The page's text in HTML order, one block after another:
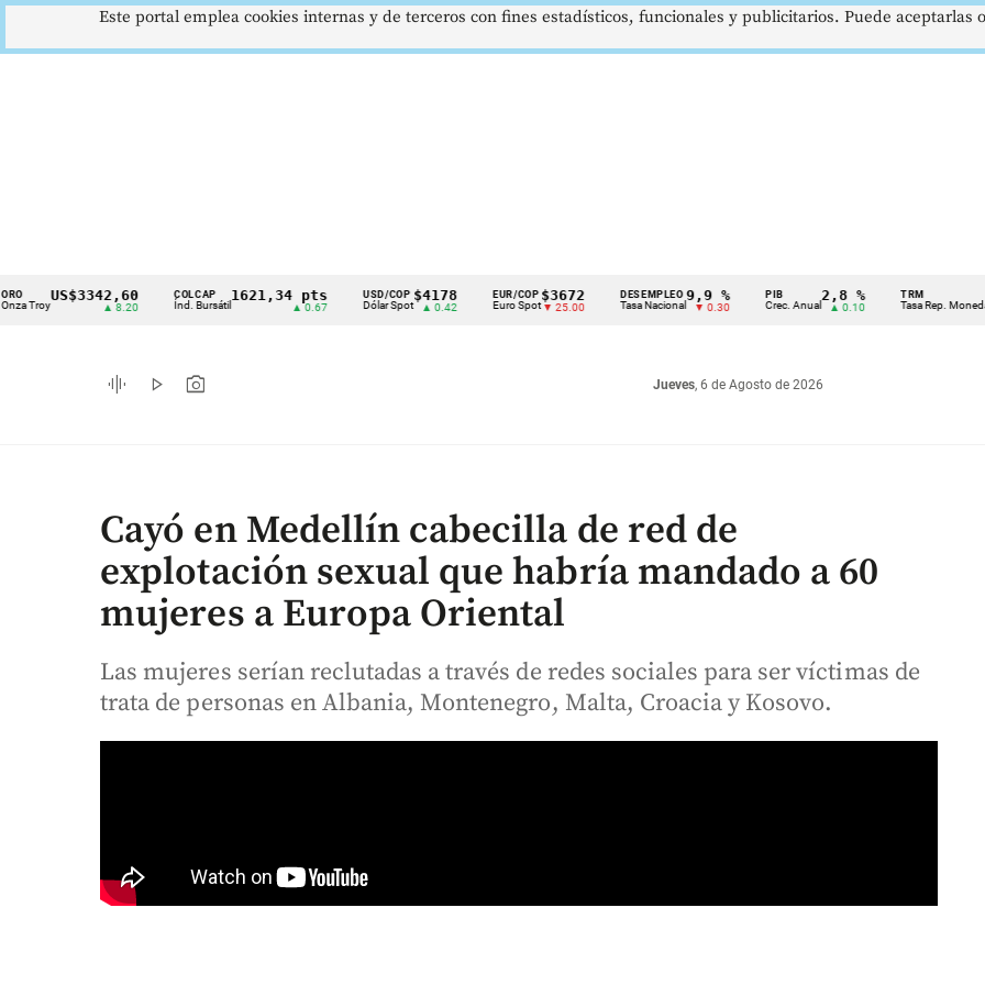
Cintillo
indicadores
económicos
US$3342,60 COLCAP
Índ. Bursátil
1621,34 pts USD/COP
Dólar Spot
$4178
▲ 0.42
EUR/COP
Euro Spot
$3672
▼ 25.00
DESEMPLEO
Tasa Nacional
9,9 %
▼ 0.30
PIB
Crec. Anual
2,8 %
▲ 0.10
TRM
Tasa Rep. Moneda
graphic_eq play_arrow photo_camera Jueves, 6 de Agosto de 2026
Cayó en Medellín cabecilla de red de
explotación sexual que habría mandado a 60
mujeres a Europa Oriental
Las mujeres serían reclutadas a través de redes sociales para ser víctimas de
trata de personas en Albania, Montenegro, Malta, Croacia y Kosovo.
Este portal emplea cookies internas y de terceros con fines estadísticos, funcionales y publicitarios. Puede aceptarlas